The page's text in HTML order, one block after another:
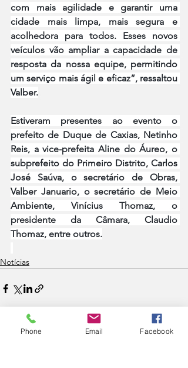
com mais agilidade e garantir uma
cidade mais limpa, mais segura e
acolhedora para todos. Esses novos
veículos vão ampliar a capacidade de
resposta da nossa equipe, permitindo
um serviço mais ágil e eficaz”, ressaltou
Valber.
Estiveram presentes ao evento o
prefeito de Duque de Caxias, Netinho
Reis, a vice-prefeita Aline do Áureo, o
subprefeito do Primeiro Distrito, Carlos
José Saúva, o secretário de Obras,
Valber Januario, o secretário de Meio
Ambiente, Vinícius Thomaz, o
presidente da Câmara, Claudio
Thomaz, entre outros.
Notícias
Phone Email Facebook